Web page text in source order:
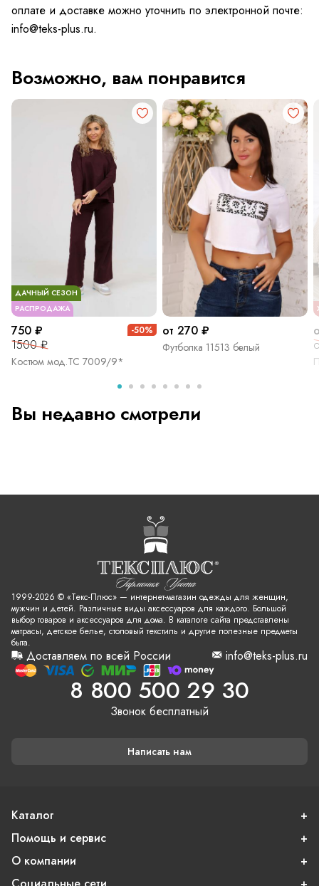
оплате и доставке можно уточнить по электронной почте:
info@teks-plus.ru.
Возможно, вам понравится
ДАЧНЫЙ СЕЗОН
РАСПРОДАЖА
750 ₽
1500 ₽
-50%
Костюм мод.ТС 7009/9*
от 270 ₽
Футболка 11513 белый
Вы недавно смотрели
1999-2026 © «Текс-Плюс» — интернет-магазин одежды для женщин,
мужчин и детей. Различные виды аксессуаров для каждого. Большой
выбор товаров и аксессуаров для дома. В каталоге сайта представлены
матрасы, детское белье, столовый текстиль и другие полезные предметы
быта.
Доставляем по всей России info@teks-plus.ru
8 800 500 29 30
Звонок бесплатный
Написать нам
Каталог
Помощь и сервис
О компании